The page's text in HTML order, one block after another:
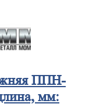
ППН-
мм: